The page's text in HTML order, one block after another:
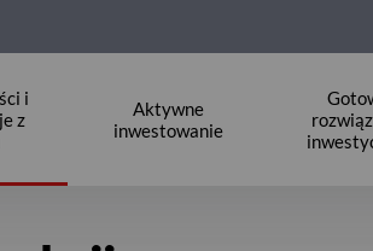
i
z
Aktywne
inwestowanie